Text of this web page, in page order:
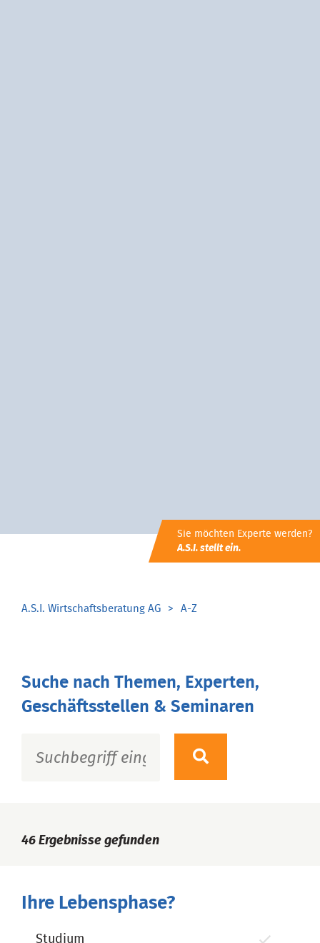
Sie möchten Experte werden?
A.S.I. stellt ein.
A.S.I. Wirtschaftsberatung AG A-Z
Suche nach Themen, Experten,
Geschäftsstellen & Seminaren
46 Ergebnisse gefunden
Ihre Lebensphase?
Studium